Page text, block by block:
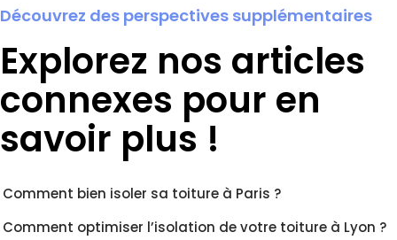
Découvrez des perspectives supplémentaires
Explorez nos articles
connexes pour en
savoir plus !
Comment bien isoler sa toiture à Paris ?
Comment optimiser l’isolation de votre toiture à Lyon ?